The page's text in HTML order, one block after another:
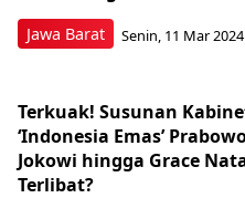
Jawa Barat Senin, 11 Mar
Terkuak! Susunan
‘Indonesia Emas’
Jokowi hingga Grace
Terlibat?